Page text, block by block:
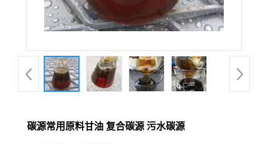
碳源常用原料甘油 复合碳源 污水碳源